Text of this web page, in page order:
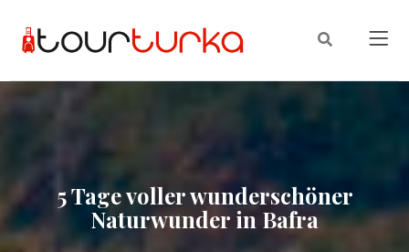
5 Tage voller wunderschöner
Naturwunder in Bafra